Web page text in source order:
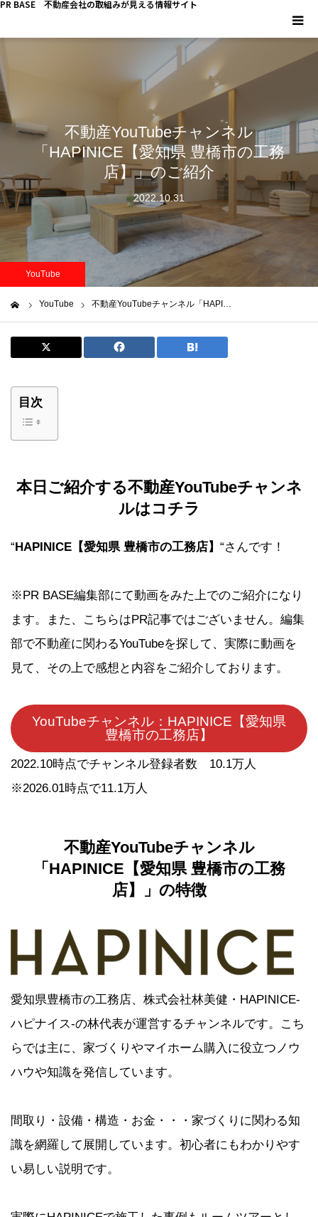
PR BASE 不動産会社の取組みが見える情報サイト
不動産YouTubeチャンネル
「HAPINICE【愛知県 豊橋市の工務
店】」のご紹介
2022.10.31
YouTube
YouTube 不動産YouTubeチャンネル「HAPI…
目次
本日ご紹介する不動産YouTubeチャンネ
ルはコチラ
“HAPINICE【愛知県 豊橋市の工務店】 “さんです！
※PR BASE編集部にて動画をみた上でのご紹介になり
ます。また、こちらはPR記事ではございません。編集
部で不動産に関わるYouTubeを探して、実際に動画を
見て、その上で感想と内容をご紹介しております。
YouTubeチャンネル：HAPINICE【愛知県
豊橋市の工務店】
2022.10時点でチャンネル登録者数 10.1万人
※2026.01時点で11.1万人
不動産YouTubeチャンネル
「 HAPINICE【愛知県 豊橋市の工務
店】
」の特徴
愛知県豊橋市の工務店、株式会社林美健・HAPINICE-
ハピナイス-の林代表が運営するチャンネルです。こち
らでは主に、家づくりやマイホーム購入に役立つノウ
ハウや知識を発信しています。
間取り・設備・構造・お金・・・家づくりに関わる知
識を網羅して展開しています。初心者にもわかりやす
い易しい説明です。
キーマンインタビュー
不動産 YouTube
不動産 SNS
不動産関連調査
不動産事業者向けコラム